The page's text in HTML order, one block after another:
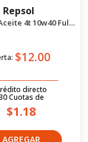
Repsol
4t 10w40 Full
$12.00
directo
Cuotas de
$1.18